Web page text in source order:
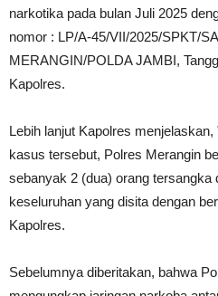
narkotika pada bulan Juli 2025
nomor : LP/A-45/VII/2025/SPKT/
MERANGIN/POLDA JAMBI,
Kapolres.
Lebih lanjut Kapolres
kasus tersebut, Polres Merangin
sebanyak 2 (dua) orang tersangka
keseluruhan yang disita dengan
Kapolres.
Sebelumnya diberitakan, bahwa